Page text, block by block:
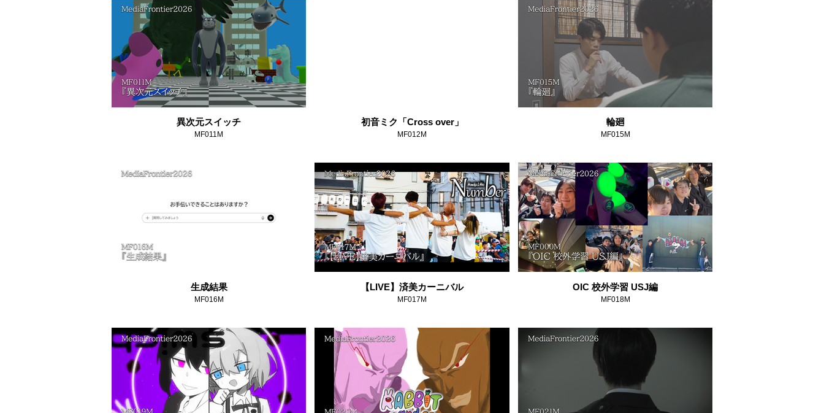
異次元スイッチ
MF011M
初音ミク「Cross over」
MF012M
輪廻
MF015M
生成結果
MF016M
【LIVE】済美カーニバル
MF017M
OIC 校外学習 USJ編
MF018M